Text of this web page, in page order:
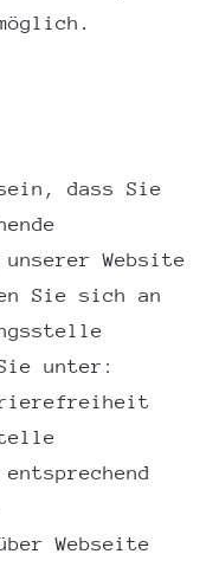
dass Sie
Website
Sie sich an
unter:
Webseite